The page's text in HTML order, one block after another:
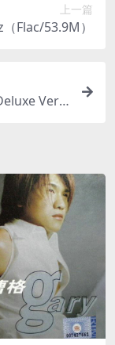
上一篇
Flac/53.9M）
Versi